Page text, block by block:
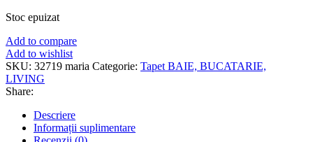
Stoc epuizat
Add to compare
Add to wishlist
SKU: 32719 maria Categorie: Tapet BAIE, BUCATARIE,
LIVING
Share:
Descriere
Informații suplimentare